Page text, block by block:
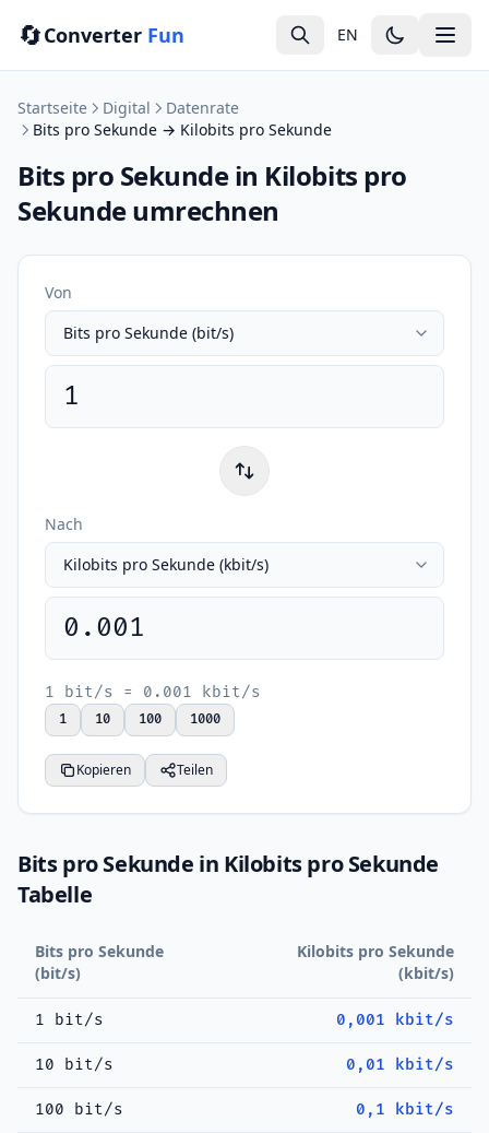
🔄Converter Fun EN
Startseite Digital
Datenrate
Bits pro Sekunde → Kilobits pro Sekunde
Bits pro Sekunde in Kilobits pro
Sekunde umrechnen
Von
Nach
0.001
1 bit/s = 0.001 kbit/s
1 10 100 1000
Kopieren Teilen
Bits pro Sekunde in Kilobits pro Sekunde
Tabelle
Bits pro Sekunde
(bit/s)
Kilobits pro Sekunde
(kbit/s)
1 bit/s 0,001 kbit/s
10 bit/s 0,01 kbit/s
100 bit/s 0,1 kbit/s